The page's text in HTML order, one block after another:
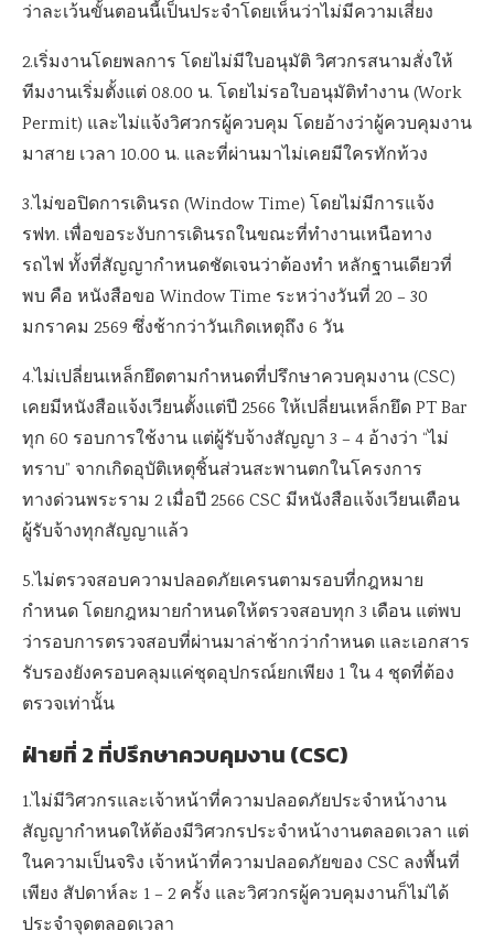
ว่าละเว้นขั้นตอนนี้เป็นประจำโดยเห็นว่าไม่มีความเสี่ยง
2.เริ่มงานโดยพลการ โดยไม่มีใบอนุมัติ วิศวกรสนามสั่งให้
ทีมงานเริ่มตั้งแต่ 08.00 น. โดยไม่รอใบอนุมัติทำงาน (Work
Permit) และไม่แจ้งวิศวกรผู้ควบคุม โดยอ้างว่าผู้ควบคุมงาน
มาสาย เวลา 10.00 น. และที่ผ่านมาไม่เคยมีใครทักท้วง
3.ไม่ขอปิดการเดินรถ (Window Time) โดยไม่มีการแจ้ง
รฟท. เพื่อขอระงับการเดินรถในขณะที่ทำงานเหนือทาง
รถไฟ ทั้งที่สัญญากำหนดชัดเจนว่าต้องทำ หลักฐานเดียวที่
พบ คือ หนังสือขอ Window Time ระหว่างวันที่ 20 – 30
มกราคม 2569 ซึ่งช้ากว่าวันเกิดเหตุถึง 6 วัน
4.ไม่เปลี่ยนเหล็กยึดตามกำหนดที่ปรึกษาควบคุมงาน (CSC)
เคยมีหนังสือแจ้งเวียนตั้งแต่ปี 2566 ให้เปลี่ยนเหล็กยึด PT Bar
ทุก 60 รอบการใช้งาน แต่ผู้รับจ้างสัญญา 3 – 4 อ้างว่า “ไม่
ทราบ” จากเกิดอุบัติเหตุชิ้นส่วนสะพานตกในโครงการ
ทางด่วนพระราม 2 เมื่อปี 2566 CSC มีหนังสือแจ้งเวียนเตือน
ผู้รับจ้างทุกสัญญาแล้ว
5.ไม่ตรวจสอบความปลอดภัยเครนตามรอบที่กฎหมาย
กำหนด โดยกฎหมายกำหนดให้ตรวจสอบทุก 3 เดือน แต่พบ
ว่ารอบการตรวจสอบที่ผ่านมาล่าช้ากว่ากำหนด และเอกสาร
รับรองยังครอบคลุมแค่ชุดอุปกรณ์ยกเพียง 1 ใน 4 ชุดที่ต้อง
ตรวจเท่านั้น
ฝ่ายที่ 2 ที่ปรึกษาควบคุมงาน (CSC)
1.ไม่มีวิศวกรและเจ้าหน้าที่ความปลอดภัยประจำหน้างาน
สัญญากำหนดให้ต้องมีวิศวกรประจำหน้างานตลอดเวลา แต่
ในความเป็นจริง เจ้าหน้าที่ความปลอดภัยของ CSC ลงพื้นที่
เพียง สัปดาห์ละ 1 – 2 ครั้ง และวิศวกรผู้ควบคุมงานก็ไม่ได้
ประจำจุดตลอดเวลา